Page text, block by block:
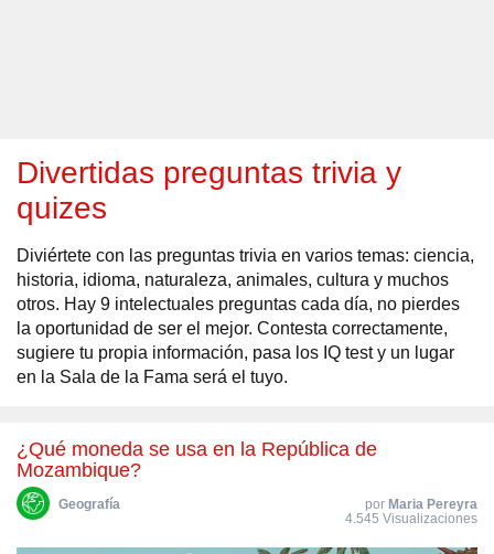
Divertidas preguntas trivia y
quizes
Diviértete con las preguntas trivia en varios temas: ciencia,
historia, idioma, naturaleza, animales, cultura y muchos
otros. Hay 9 intelectuales preguntas cada día, no pierdes
la oportunidad de ser el mejor. Contesta correctamente,
sugiere tu propia información, pasa los IQ test y un lugar
en la Sala de la Fama será el tuyo.
¿Qué moneda se usa en la República de
Mozambique?
Geografía por Maria Pereyra
4.545 Visualizaciones